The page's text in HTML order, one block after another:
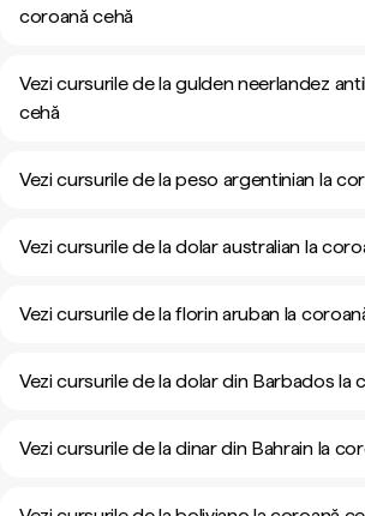
coroană cehă
Vezi cursurile de la gulden neerlandez
cehă
Vezi cursurile de la peso argentinian la
Vezi cursurile de la dolar australian la
Vezi cursurile de la florin aruban la
Vezi cursurile de la dolar din Barbados la
Vezi cursurile de la dinar din Bahrain la